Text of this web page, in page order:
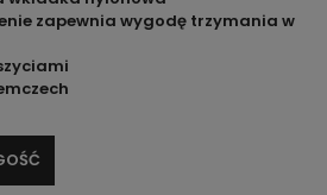
zapewnia wygodę trzymania w